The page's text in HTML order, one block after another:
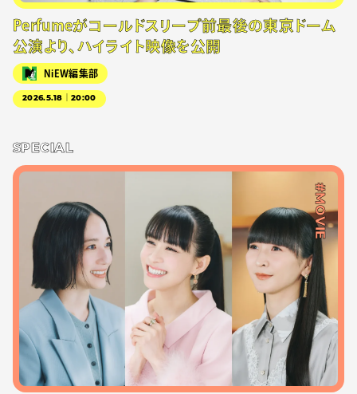
Perfumeがコールドスリープ前最後の東京ドーム
公演より、ハイライト映像を公開
NiEW編集部
2026.5.18｜20:00
SPECIAL
#MOVIE